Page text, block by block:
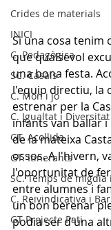
Crides de materials
INICI
C. Pedagògica
SC. Casals
C. Mon i jo
C. Igualtat i Diversitat
GT. Acollida
GT. Itinerants
SC. Temps de migdia
C. Reivindicativa i
GT Projecte Pati
Si una cosa tenim
que qualsevol
una bona festa.
l'equip directiu, la
estrenar per la
infants van ballar
de la mateixa
ossos. A l'hivern,
l'oportunitat de
entre alumnes i
un bon berenar
podia ser d'una